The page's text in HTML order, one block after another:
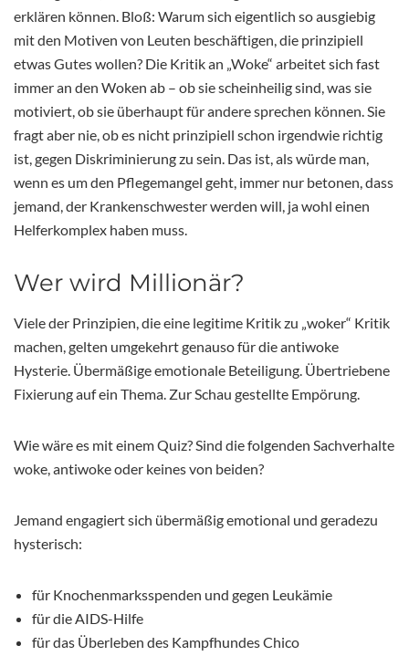
erklären können. Bloß: Warum sich eigentlich so ausgiebig
mit den Motiven von Leuten beschäftigen, die prinzipiell
etwas Gutes wollen? Die Kritik an „Woke“ arbeitet sich fast
immer an den Woken ab – ob sie scheinheilig sind, was sie
motiviert, ob sie überhaupt für andere sprechen können. Sie
fragt aber nie, ob es nicht prinzipiell schon irgendwie richtig
ist, gegen Diskriminierung zu sein. Das ist, als würde man,
wenn es um den Pflegemangel geht, immer nur betonen, dass
jemand, der Krankenschwester werden will, ja wohl einen
Helferkomplex haben muss.
Wer wird Millionär?
Viele der Prinzipien, die eine legitime Kritik zu „woker“ Kritik
machen, gelten umgekehrt genauso für die antiwoke
Hysterie. Übermäßige emotionale Beteiligung. Übertriebene
Fixierung auf ein Thema. Zur Schau gestellte Empörung.
Wie wäre es mit einem Quiz? Sind die folgenden Sachverhalte
woke, antiwoke oder keines von beiden?
Jemand engagiert sich übermäßig emotional und geradezu
hysterisch:
für Knochenmarksspenden und gegen Leukämie
für die AIDS-Hilfe
für das Überleben des Kampfhundes Chico